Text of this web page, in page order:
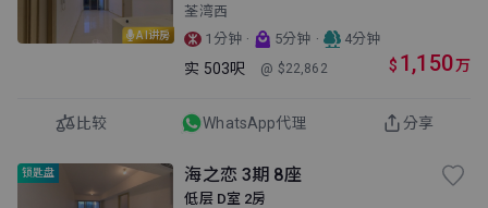
AI讲房
荃湾西
1分钟 · 5分钟 · 4分钟
实 503呎 @ $22,862 $ 1,150万
比较 WhatsApp代理 分享
锁匙盘 海之恋 3期 8座
低层 D室 2房